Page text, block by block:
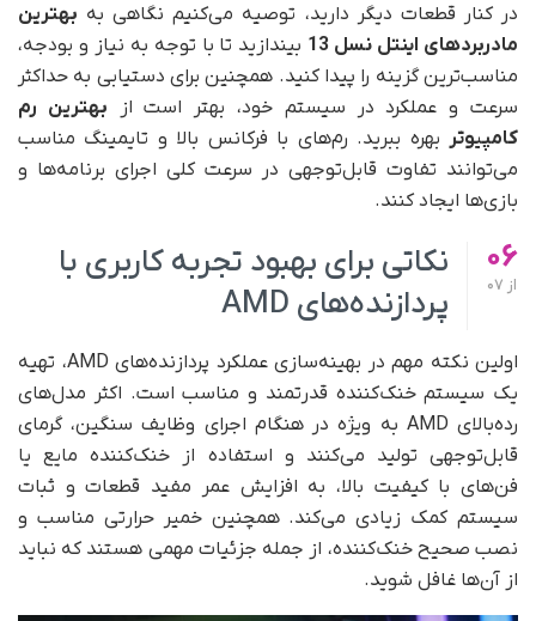
در کنار قطعات دیگر دارید، توصیه می‌کنیم نگاهی به بهترین
مادربردهای اینتل نسل 13
بیندازید تا با توجه به نیاز و بودجه،
مناسب‌ترین گزینه را پیدا کنید. همچنین برای دستیابی به حداکثر
سرعت و عملکرد در سیستم خود، بهتر است از بهترین رم
کامپیوتر بهره ببرید. رم‌های با فرکانس بالا و تایمینگ مناسب
می‌توانند تفاوت قابل‌توجهی در سرعت کلی اجرای برنامه‌ها و
بازی‌ها ایجاد کنند.
06
از
نکاتی برای بهبود تجربه کاربری با
پردازنده‌های AMD
اولین نکته مهم در بهینه‌سازی عملکرد پردازنده‌های AMD، تهیه
یک سیستم خنک‌کننده قدرتمند و مناسب است. اکثر مدل‌های
رده‌بالای AMD به ویژه در هنگام اجرای وظایف سنگین، گرمای
قابل‌توجهی تولید می‌کنند و استفاده از خنک‌کننده مایع یا
فن‌های با کیفیت بالا، به افزایش عمر مفید قطعات و ثبات
سیستم کمک زیادی می‌کند. همچنین خمیر حرارتی مناسب و
نصب صحیح خنک‌کننده، از جمله جزئیات مهمی هستند که نباید
از آن‌ها غافل شوید.